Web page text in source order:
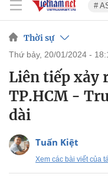
#
Thời sự
thứ bảy, 20/01/2024 -
Liên tiếp xảy
TP.HCM -
dài
Tuấn Kiệt
Xem các bài viết của